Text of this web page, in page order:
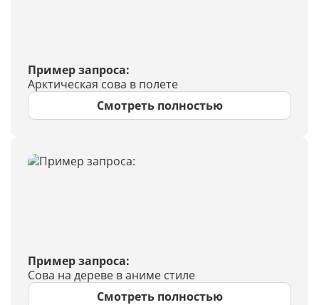
Пример запроса:
Арктическая сова в полете
Смотреть полностью
Пример запроса:
Сова на дереве в аниме стиле
Смотреть полностью